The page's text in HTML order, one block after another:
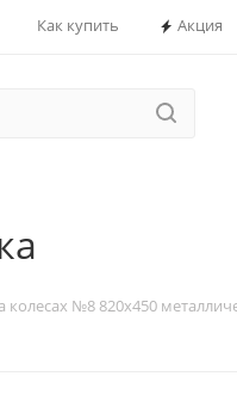
Как купить Акция
№8 820х450